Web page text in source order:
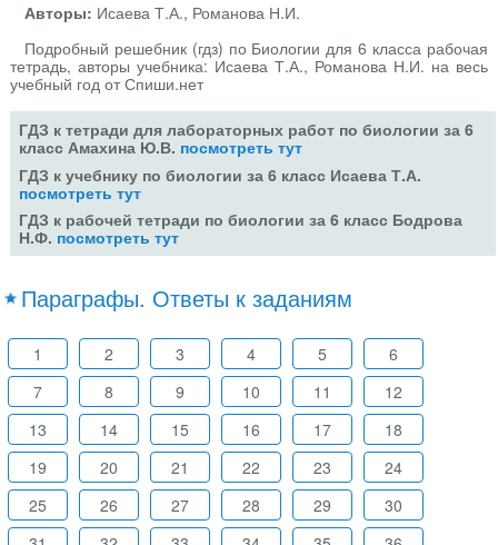
Авторы: Исаева Т.А., Романова Н.И.
Подробный решебник (гдз) по Биологии для 6 класса рабочая
тетрадь, авторы учебника: Исаева Т.А., Романова Н.И. на весь
учебный год от Спиши.нет
ГДЗ к тетради для лабораторных работ по биологии за 6
класс Амахина Ю.В. посмотреть тут
ГДЗ к учебнику по биологии за 6 класс Исаева Т.А.
посмотреть тут
ГДЗ к рабочей тетради по биологии за 6 класс Бодрова
Н.Ф. посмотреть тут
Параграфы. Ответы к заданиям
1 2 3 4 5
6
7
8 9 10 11
12
13
14 15 16 17
18
19
20 21 22 23
24
25
26 27 28 29
30